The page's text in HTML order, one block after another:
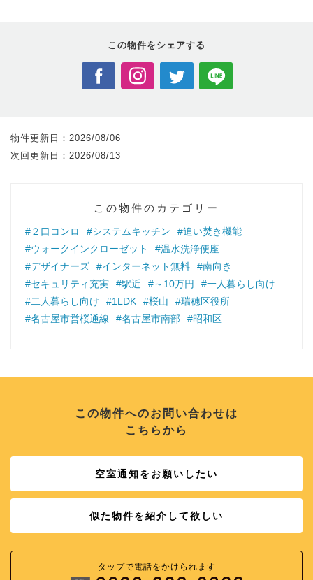
この物件をシェアする
物件更新日： 2026/08/06
次回更新日： 2026/08/13
この物件のカテゴリー
#２口コンロ #システムキッチン
#追い焚き機能
#ウォークインクローゼット
#温水洗浄便座
#デザイナーズ
#インターネット無料
#南向き
#セキュリティ充実
#駅近 #～10万円
#一人暮らし向け
#二人暮らし向け
#1LDK #桜山
#瑞穂区役所
#名古屋市営桜通線
#名古屋市南部 #昭和区
この物件へのお問い合わせは
こちらから
空室通知をお願いしたい
似た物件を紹介して欲しい
タップで電話をかけられます